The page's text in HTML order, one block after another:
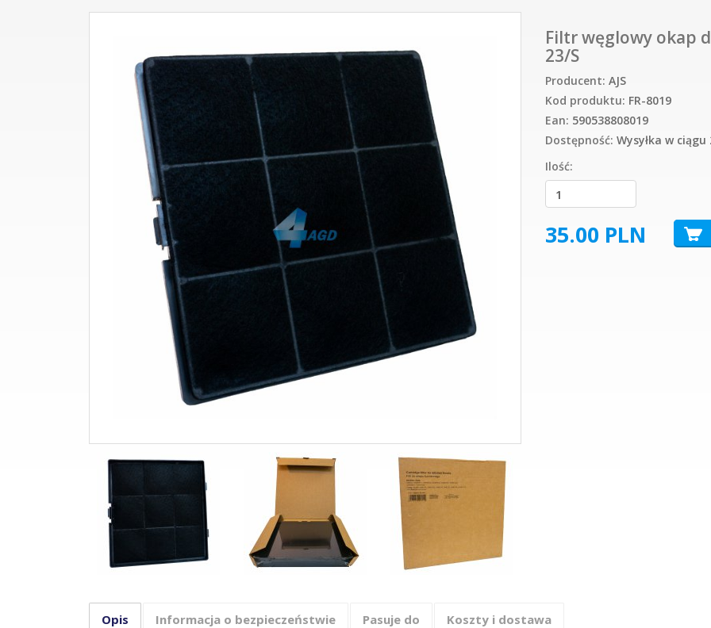
Filtr węglowy okap
23/S
Producent: AJS
Kod produktu: FR-8019
Ean: 590538808019
Dostępność: Wysyłka w ciągu
Ilość:
35.00 PLN
Opis Informacja o bezpieczeństwie Pasuje do Koszty i dostawa